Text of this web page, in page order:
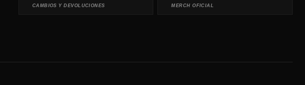
CAMBIOS Y DEVOLUCIONES MERCH OFICIAL